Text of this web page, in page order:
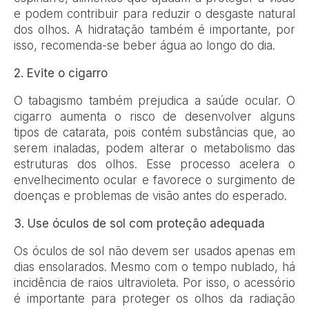
e podem contribuir para reduzir o desgaste natural
dos olhos. A hidratação também é importante, por
isso, recomenda-se beber água ao longo do dia.
2. Evite o cigarro
O tabagismo também prejudica a saúde ocular. O
cigarro aumenta o risco de desenvolver alguns
tipos de catarata, pois contém substâncias que, ao
serem inaladas, podem alterar o metabolismo das
estruturas dos olhos. Esse processo acelera o
envelhecimento ocular e favorece o surgimento de
doenças e problemas de visão antes do esperado.
3. Use óculos de sol com proteção adequada
Os óculos de sol não devem ser usados apenas em
dias ensolarados. Mesmo com o tempo nublado, há
incidência de raios ultravioleta. Por isso, o acessório
é importante para proteger os olhos da radiação